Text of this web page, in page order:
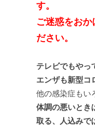
す。
ご迷惑をおか
ださい。
テレビでもやっ
エンザも新型コ
他の感染症もい
体調の悪いとき
取る、人込みで